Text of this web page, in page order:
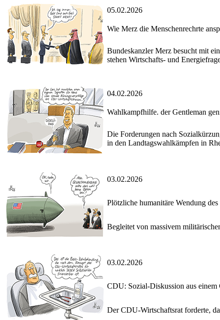
05.02.2026
Wie Merz die Menschenrechrte
Bundeskanzler Merz besucht mit
stehen Wirtschafts- und
04.02.2026
Wahlkampfhilfe. der Gentleman
Die Forderungen nach
in den Landtagswahlkämpfen in
03.02.2026
Plötzliche humanitäre Wendung
Begleitet von massivem
03.02.2026
CDU: Sozial-Diskussion aus einem
Der CDU-Wirtschaftsrat forderte,